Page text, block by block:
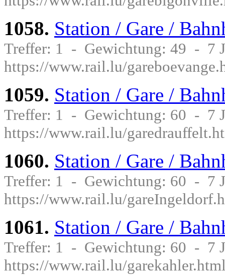
1058. Station / Gare /
Treffer: 1 - Gewichtung: 49 - 7
https://www.rail.lu/
1059. Station / Gare /
Treffer: 1 - Gewichtung: 60 - 7
https://www.rail.lu/
1060. Station / Gare /
Treffer: 1 - Gewichtung: 60 - 7
https://www.rail.lu/
1061. Station / Gare /
Treffer: 1 - Gewichtung: 60 - 7
https://www.rail.lu/